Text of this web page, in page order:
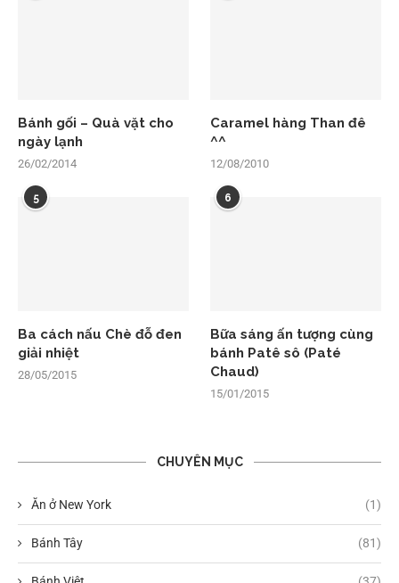
Bánh gối – Quà vặt cho
ngày lạnh
26/02/2014
Caramel hàng Than đê
^^
12/08/2010
5
Ba cách nấu Chè đỗ đen
giải nhiệt
28/05/2015
6
Bữa sáng ấn tượng cùng
bánh Patê sô (Paté
Chaud)
15/01/2015
CHUYÊN MỤC
Ăn ở New York (1)
Bánh Tây (81)